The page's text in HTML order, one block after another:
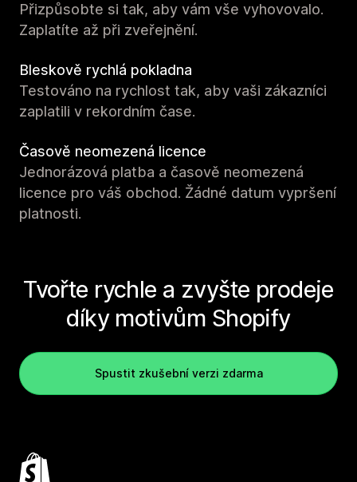
Přizpůsobte si tak, aby vám vše vyhovovalo.
Zaplatíte až při zveřejnění.
Bleskově rychlá pokladna
Testováno na rychlost tak, aby vaši zákazníci
zaplatili v rekordním čase.
Časově neomezená licence
Jednorázová platba a časově neomezená
licence pro váš obchod. Žádné datum vypršení
platnosti.
Tvořte rychle a zvyšte prodeje
díky motivům Shopify
Spustit zkušební verzi zdarma